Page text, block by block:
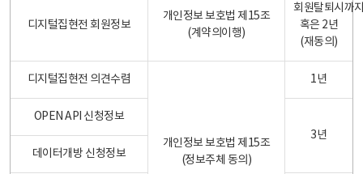
디지털집현전 회원정보
개인정보 보호법 제15조
(계약의이행)
회원탈퇴시까
혹은 2년
(재동의)
디지털집현전 의견수렴
개인정보 보호법 제15조
(정보주체 동의)
1년
OPEN API 신청정보
3년
데이터개방 신청정보